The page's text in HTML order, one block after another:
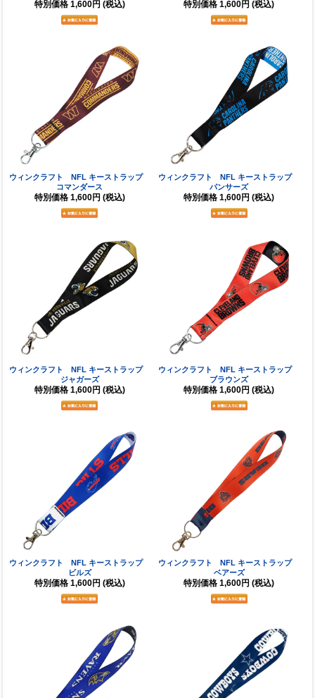
特別価格 1,600円 (税込) 特別価格 1,600円 (税込)
ウィンクラフト NFL キーストラップ
コマンダース
特別価格 1,600円 (税込)
ウィンクラフト NFL キーストラップ
パンサーズ
特別価格 1,600円 (税込)
ウィンクラフト NFL キーストラップ
ジャガーズ
特別価格 1,600円 (税込)
ウィンクラフト NFL キーストラップ
ブラウンズ
特別価格 1,600円 (税込)
ウィンクラフト NFL キーストラップ
ビルズ
特別価格 1,600円 (税込)
ウィンクラフト NFL キーストラップ
ベアーズ
特別価格 1,600円 (税込)